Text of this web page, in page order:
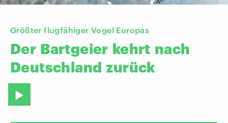
Größter flugfähiger Vogel Europas
Der Bartgeier kehrt nach
Deutschland zurück